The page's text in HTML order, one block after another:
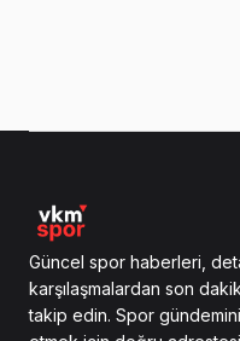
Güncel spor haberleri,
karşılaşmalardan son
takip edin. Spor